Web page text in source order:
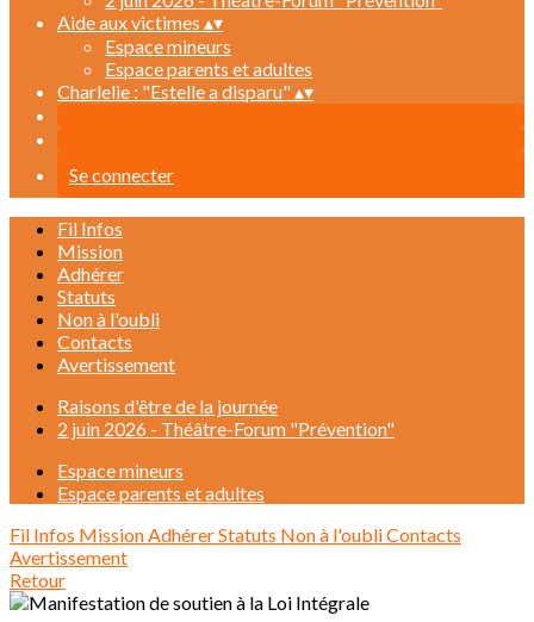
Aide aux victimes ▴▾
Espace mineurs
Espace parents et adultes
Charlelie : "Estelle a disparu"▴▾
Se connecter
Fil Infos
Mission
Adhérer
Statuts
Non à l'oubli
Contacts
Avertissement
Raisons d'être de la journée
2 juin 2026 - Théâtre-Forum "Prévention"
Espace mineurs
Espace parents et adultes
Fil Infos MissionAdhérerStatuts Non à l'oubliContacts
Avertissement
Retour